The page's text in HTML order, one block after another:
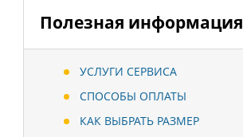
Полезная информация
УСЛУГИ СЕРВИСА
СПОСОБЫ ОПЛАТЫ
КАК ВЫБРАТЬ РАЗМЕР